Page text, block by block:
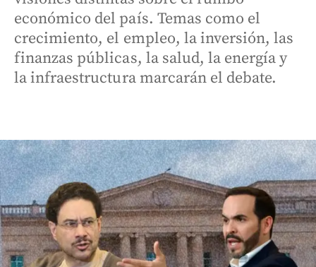
económico del país. Temas como el
crecimiento, el empleo, la inversión, las
finanzas públicas, la salud, la energía y
la infraestructura marcarán el debate.